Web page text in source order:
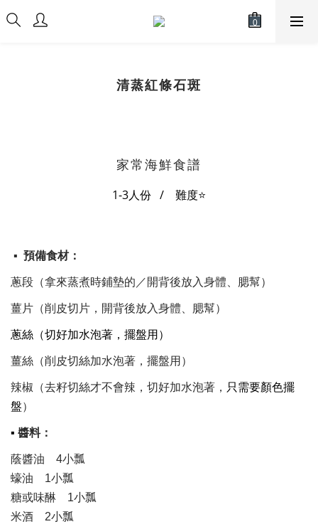
清蒸紅條石斑​
家常海鮮食譜
1-3人份 / 難度⭐
▪ 預備食材：
蔥段（拿來蒸煮時鋪墊的／開背後放入身體、腮幫）
薑片（削皮切片，開背後放入身體、腮幫）
蔥絲（切好加水泡著，擺盤用）
薑絲（削皮切絲加水泡著，擺盤用）
辣椒（去籽切絲才不會辣，切好加水泡著， 只需要顏色擺
盤）
▪ 醬料：
蔭醬油 4小瓢
蠔油 1小瓢
糖或味醂 1小瓢
米酒 2小瓢